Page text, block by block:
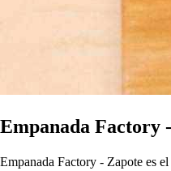
Empanada Factory
Empanada Factory - Zapote es